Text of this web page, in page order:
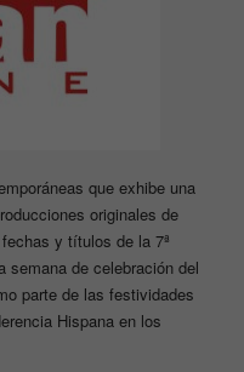
que exhibe una
originales de
y títulos de la 7ª
semana de celebración del
parte de las festividades
Hispana en los